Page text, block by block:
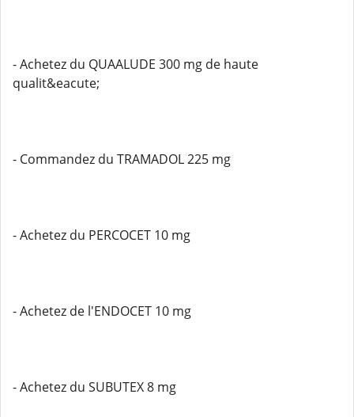
- Achetez du QUAALUDE 300 mg de haute
qualit&eacute;
- Commandez du TRAMADOL 225 mg
- Achetez du PERCOCET 10 mg
- Achetez de l'ENDOCET 10 mg
- Achetez du SUBUTEX 8 mg